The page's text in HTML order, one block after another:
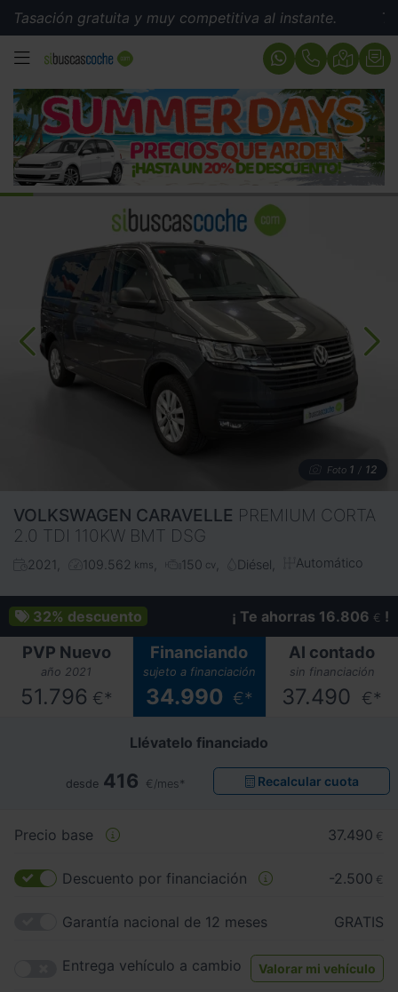
gratuita y muy competitiva al instante.
MENÚ
Foto 1 / 12
VOLKSWAGEN CARAVELLE PREMIUM CORTA
2.0 TDI 110KW BMT DSG
2021 109.562 kms 150 cv Diésel Automático
32% descuento ¡ Te ahorras 16.806 € !
PVP Nuevo
año 2021
51.796 €*
Financiando
sujeto a financiación
34.990 €*
Al contado
sin financiación
37.490 €*
Llévatelo financiado
desde 416 €/mes* Recalcular cuota
Precio base 37.490 €
Descuento por financiación -2.500 €
Garantía nacional de 12 meses GRATIS
Entrega vehículo a cambio Valorar mi vehículo